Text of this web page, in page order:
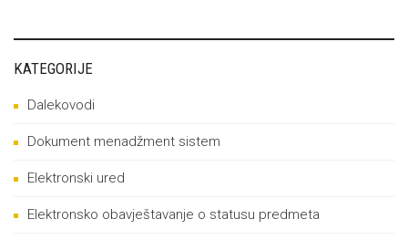
KATEGORIJE
Dalekovodi
Dokument menadžment sistem
Elektronski ured
Elektronsko obavještavanje o statusu predmeta